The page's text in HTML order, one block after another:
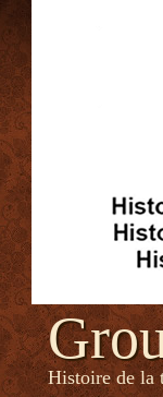
Histoire de la